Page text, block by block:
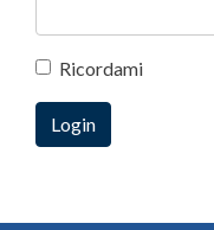
Ricordami